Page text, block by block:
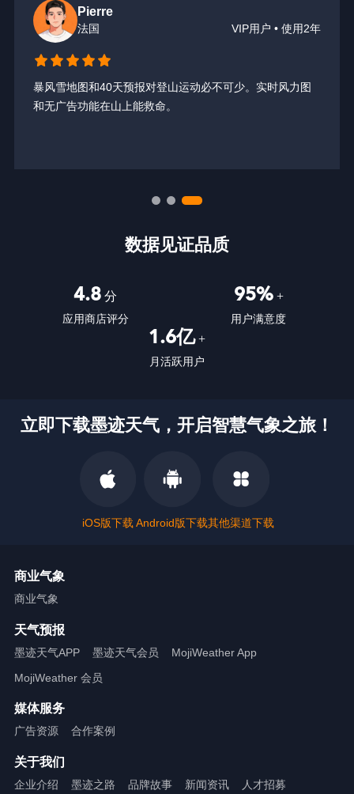
Pierre
法国 VIP用户 • 使用2年
暴风雪地图和40天预报对登山运动必不可少。实时风力图
和无广告功能在山上能救命。
数据见证品质
4.8 分
应用商店评分
95%+
用户满意度
1.6亿+
月活跃用户
立即下载墨迹天气，开启智慧气象之旅！
iOS版下载 Android版下载其他渠道下载
商业气象
商业气象
天气预报
墨迹天气APP 墨迹天气会员
MojiWeather App
MojiWeather 会员
媒体服务
广告资源 合作案例
关于我们
企业介绍 墨迹之路 品牌故事 新闻资讯 人才招募